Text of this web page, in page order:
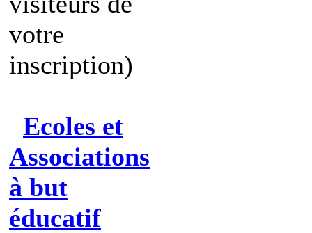
votre
inscription)
Ecoles et
Associations
à but
éducatif